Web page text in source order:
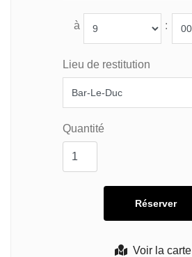
Voir la carte
à :
Lieu de restitution
Quantité